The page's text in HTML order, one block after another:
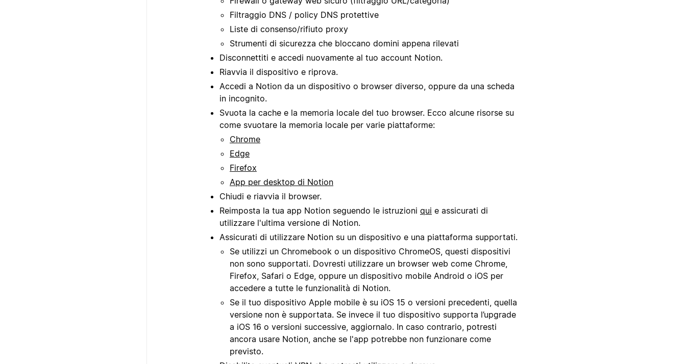
Filtraggio DNS / policy DNS protettive
Liste di consenso/rifiuto proxy
Strumenti di sicurezza che bloccano domini appena rilevati
Disconnettiti e accedi nuovamente al tuo account Notion.
Riavvia il dispositivo e riprova.
Accedi a Notion da un dispositivo o browser diverso, oppure da una scheda
in incognito.
Svuota la cache e la memoria locale del tuo browser. Ecco alcune risorse su
come svuotare la memoria locale per varie piattaforme:
Chrome
Edge
Firefox
App per desktop di Notion
Chiudi e riavvia il browser.
Reimposta la tua app Notion seguendo le istruzioni qui e assicurati di
utilizzare l'ultima versione di Notion.
Assicurati di utilizzare Notion su un dispositivo e una piattaforma supportati.
Se utilizzi un Chromebook o un dispositivo ChromeOS, questi dispositivi
non sono supportati. Dovresti utilizzare un browser web come Chrome,
Firefox, Safari o Edge, oppure un dispositivo mobile Android o iOS per
accedere a tutte le funzionalità di Notion.
Se il tuo dispositivo Apple mobile è su iOS 15 o versioni precedenti, quella
versione non è supportata. Se invece il tuo dispositivo supporta l’upgrade
a iOS 16 o versioni successive, aggiornalo. In caso contrario, potresti
ancora usare Notion, anche se l'app potrebbe non funzionare come
previsto.